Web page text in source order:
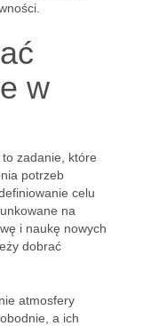
w
zadanie, które
potrzeb
celu
na
i naukę nowych
dobrać
atmosfery
a ich